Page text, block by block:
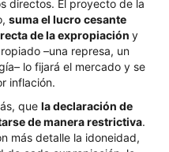
directos. El proyecto de la
suma el lucro cesante
de la expropiación y
–una represa, un
lo fijará el mercado y se
inflación.
que la declaración de
de manera restrictiva.
más detalle la idoneidad,